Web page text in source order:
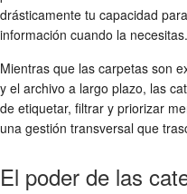
drásticamente tu capacidad para
información cuando la necesitas.
Mientras que las carpetas son
y el archivo a largo plazo, las
de etiquetar, filtrar y priorizar
una gestión transversal que
El poder de las